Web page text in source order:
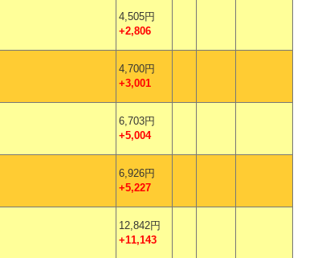
4,505円
+2,806
4,700円
+3,001
6,703円
+5,004
6,926円
+5,227
12,842円
+11,143